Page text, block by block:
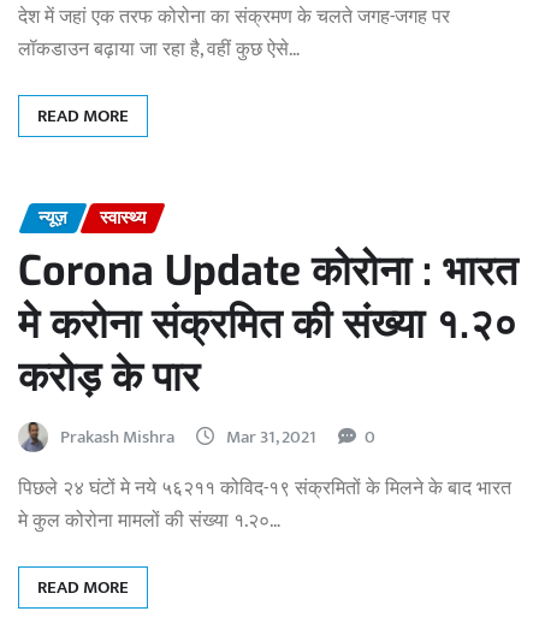
देश में जहां एक तरफ कोरोना का संक्रमण के चलते जगह-जगह पर
लॉकडाउन बढ़ाया जा रहा है, वहीं कुछ ऐसे…
READ MORE
न्यूज़ स्वास्थ्य
Corona Update कोरोना : भारत
मे करोना संक्रमित की संख्या १.२०
करोड़ के पार
Prakash Mishra Mar 31, 2021 0
पिछले २४ घंटों मे नये ५६२११ कोविद-१९ संक्रमितों के मिलने के बाद भारत
मे कुल कोरोना मामलों की संख्या १.२०…
READ MORE